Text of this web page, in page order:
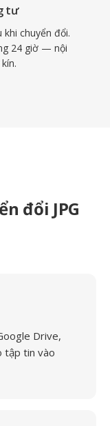
tư
khi chuyển đổi.
24 giờ — nội
đổi JPG
Drive,
tập tin vào